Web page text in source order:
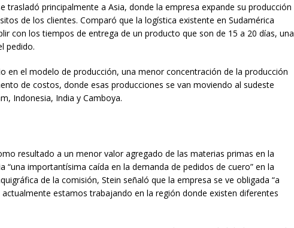
trasladó principalmente a Asia, donde la empresa expande su producción
de los clientes. Comparó que la logística existente en Sudamérica
con los tiempos de entrega de un producto que son de 15 a 20 días, una
pedido.
en el modelo de producción, una menor concentración de la producción
de costos, donde esas producciones se van moviendo al sudeste
Indonesia, India y Camboya.
resultado a un menor valor agregado de las materias primas en la
“una importantísima caída en la demanda de pedidos de cuero” en la
de la comisión, Stein señaló que la empresa se ve obligada “a
estamos trabajando en la región donde existen diferentes